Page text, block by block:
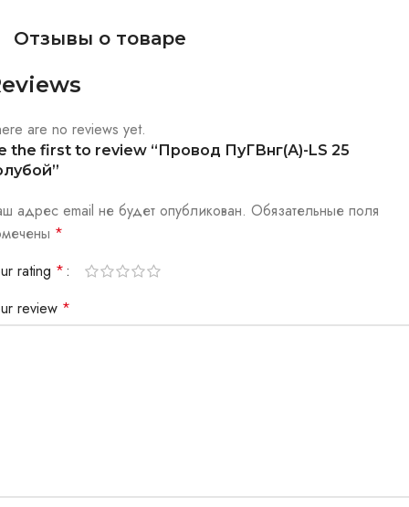
Отзывы о товаре
are no reviews yet.
the first to review “Провод ПуГВнг(А)-LS 25
адрес email не будет опубликован. Обязательные поля
*
rating *
review *